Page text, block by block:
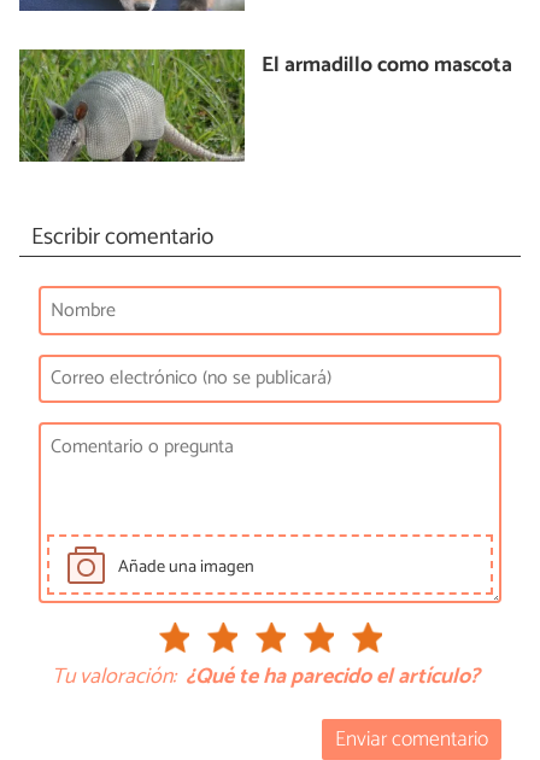
El armadillo como mascota
Escribir comentario
Añade una imagen
Tu valoración: ¿Qué te ha parecido el artículo?
Enviar comentario